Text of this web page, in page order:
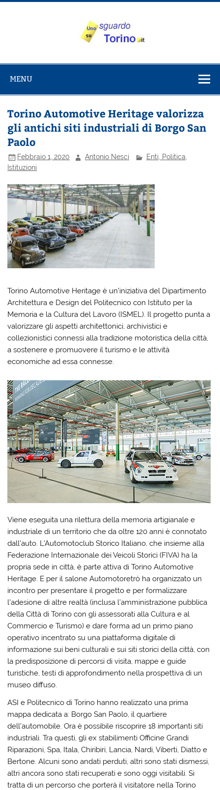
Salta
su Torino
MENU
Torino Automotive Heritage valorizza
gli antichi siti industriali di Borgo San
Paolo
Febbraio 1, 2020 Antonio Nesci
Enti, Politica,
Istituzioni
Torino Automotive Heritage è un’iniziativa del Dipartimento
Architettura e Design del Politecnico con Istituto per la
Memoria e la Cultura del Lavoro (ISMEL). Il progetto punta a
valorizzare gli aspetti architettonici, archivistici e
collezionistici connessi alla tradizione motoristica della città,
a sostenere e promuovere il turismo e le attività
economiche ad essa connesse.
Viene eseguita una rilettura della memoria artigianale e
industriale di un territorio che da oltre 120 anni è connotato
dall’auto. L’Automotoclub Storico Italiano, che insieme alla
Federazione Internazionale dei Veicoli Storici (FIVA) ha la
propria sede in città, è parte attiva di Torino Automotive
Heritage. E per il salone Automotoretrò ha organizzato un
incontro per presentare il progetto e per formalizzare
l’adesione di altre realtà (inclusa l’amministrazione pubblica
della Città di Torino con gli assessorati alla Cultura e al
Commercio e Turismo) e dare forma ad un primo piano
operativo incentrato su una piattaforma digitale di
informazione sui beni culturali e sui siti storici della città, con
la predisposizione di percorsi di visita, mappe e guide
turistiche, testi di approfondimento nella prospettiva di un
museo diffuso.
ASI e Politecnico di Torino hanno realizzato una prima
mappa dedicata a: Borgo San Paolo, il quartiere
dell’automobile. Ora è possibile riscoprire 18 importanti siti
industriali. Tra questi, gli ex stabilimenti Officine Grandi
Riparazioni, Spa, Itala, Chiribiri, Lancia, Nardi, Viberti, Diatto e
Bertone. Alcuni sono andati perduti, altri sono stati dismessi,
altri ancora sono stati recuperati e sono oggi visitabili. Si
tratta di un percorso che porterà il visitatore nella Torino